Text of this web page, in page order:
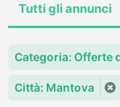
Tutti gli annunci
Categoria: Offerte
Città: Mantova